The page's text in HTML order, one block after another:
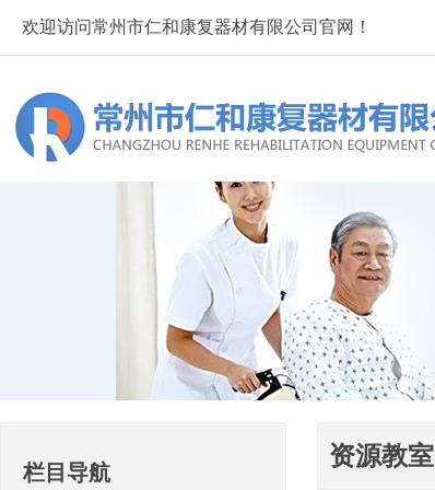
欢迎访问常州市仁和康复器材有限公司官网！
栏目导航
资源教室